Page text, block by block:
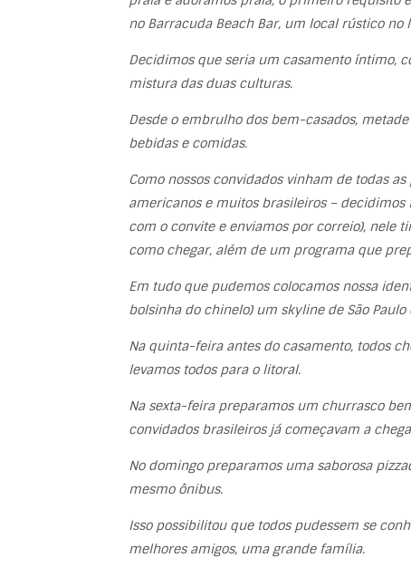
no Barracuda Beach Bar, um local rústico no
Decidimos que seria um casamento íntimo,
mistura das duas culturas.
Desde o embrulho dos bem-casados,
bebidas e comidas.
Como nossos convidados vinham de todas
americanos e muitos brasileiros –
com o convite e enviamos por correio), nele
como chegar, além de um programa que
Em tudo que pudemos colocamos nossa
bolsinha do chinelo) um skyline de São
Na quinta-feira antes do casamento, todos
levamos todos para o litoral.
Na sexta-feira preparamos um churrasco
convidados brasileiros já começavam a
No domingo preparamos uma saborosa
mesmo ônibus.
Isso possibilitou que todos pudessem se
melhores amigos, uma grande família.